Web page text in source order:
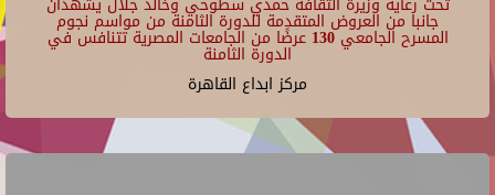
جانبا من العروض المتقدمة للدورة الثامنة من مواسم نجوم
المسرح الجامعي 130 عرضًا من الجامعات المصرية تتنافس في
الدورة الثامنة
مركز ابداع القاهرة